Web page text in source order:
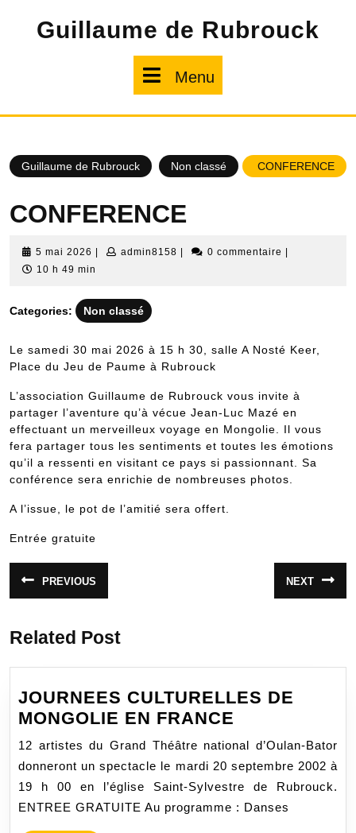
Guillaume de Rubrouck
Menu
Guillaume de Rubrouck Non classé CONFERENCE
CONFERENCE
5 mai 2026 5
admin8158 admin81580 commentaire
10 h 49 min
Categories: Non classé
Le samedi 30 mai 2026 à 15 h 30, salle A Nosté Keer,
Place du Jeu de Paume à Rubrouck
L’association Guillaume de Rubrouck vous invite à
partager l’aventure qu’à vécue Jean-Luc Mazé en
effectuant un merveilleux voyage en Mongolie. Il vous
fera partager tous les sentiments et toutes les émotions
qu’il a ressenti en visitant ce pays si passionnant. Sa
conférence sera enrichie de nombreuses photos.
A l’issue, le pot de l’amitié sera offert.
Entrée gratuite
Navigation
de
PREVIOUS
précédent
NEXT
suivant
Related Post
JOURNEES CULTURELLES DE
MONGOLIE EN FRANCE
DE
MONGOLIE
EN
12 artistes du Grand Théâtre national d’Oulan-Bator
donneront un spectacle le mardi 20 septembre 2002 à
19 h 00 en l’église Saint-Sylvestre de Rubrouck.
ENTREE GRATUITE Au programme : Danses